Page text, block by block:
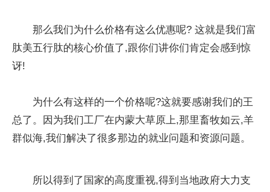
那么我们为什么价格有这么优惠呢? 这就是我们富
肽美五行肽的核心价值了,跟你们讲你们肯定会感到惊
讶!
为什么有这样的一个价格呢?这就要感谢我们的王
总了。因为我们工厂在内蒙大草原上,那里畜牧如云,羊
群似海,我们解决了很多那边的就业问题和资源问题。
所以得到了国家的高度重视,得到当地政府大力支